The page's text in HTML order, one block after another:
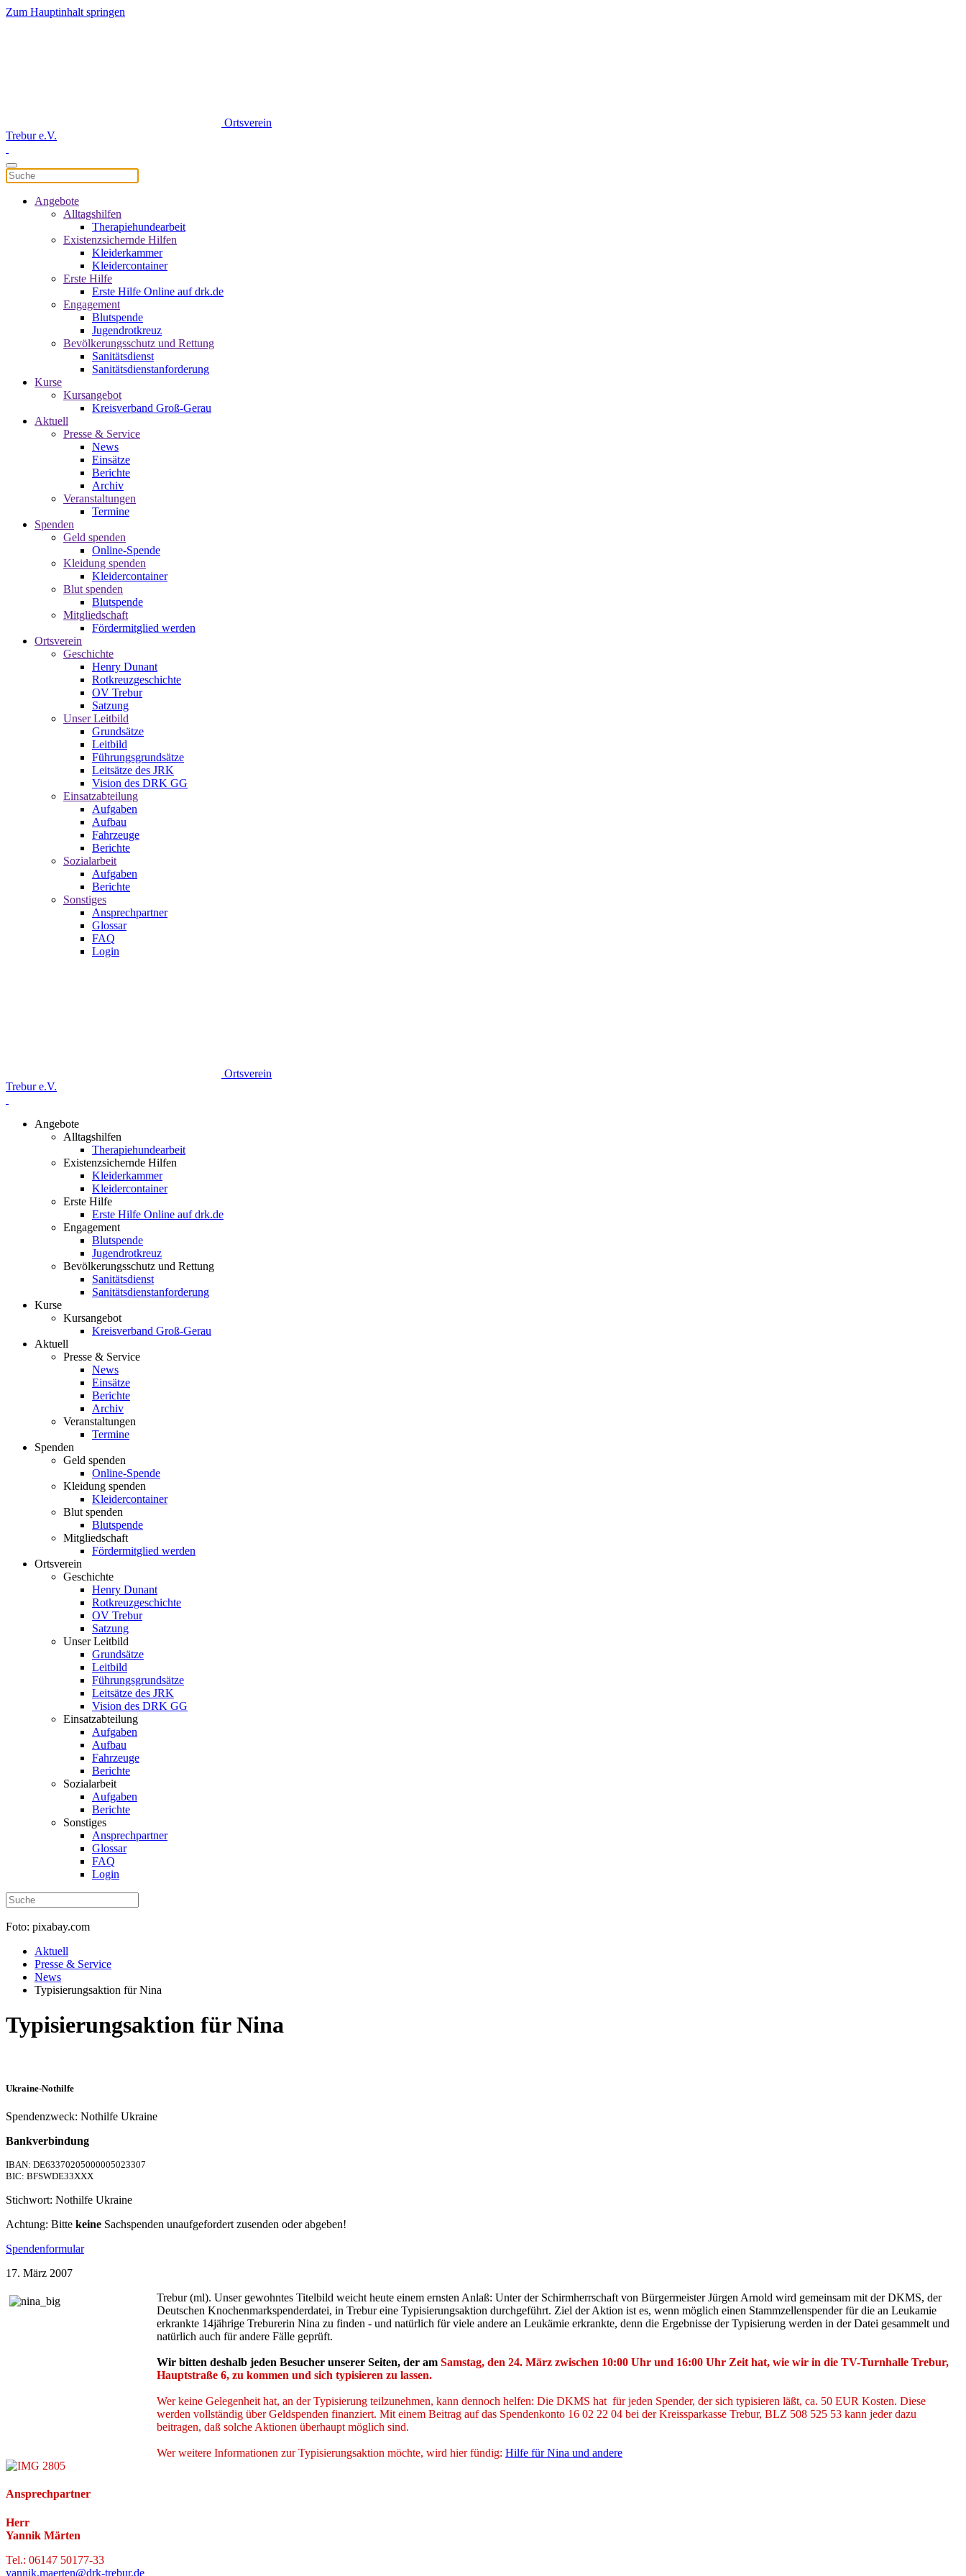
Zum Hauptinhalt springen
Ortsverein
Trebur e.V.
Angebote
Alltagshilfen
Therapiehundearbeit
Existenzsichernde Hilfen
Kleiderkammer
Kleidercontainer
Erste Hilfe
Erste Hilfe Online auf drk.de
Engagement
Blutspende
Jugendrotkreuz
Bevölkerungsschutz und Rettung
Sanitätsdienst
Sanitätsdienstanforderung
Kurse
Kursangebot
Kreisverband Groß-Gerau
Aktuell
Presse & Service
News
Einsätze
Berichte
Archiv
Veranstaltungen
Termine
Spenden
Geld spenden
Online-Spende
Kleidung spenden
Kleidercontainer
Blut spenden
Blutspende
Mitgliedschaft
Fördermitglied werden
Ortsverein
Geschichte
Henry Dunant
Rotkreuzgeschichte
OV Trebur
Satzung
Unser Leitbild
Grundsätze
Leitbild
Führungsgrundsätze
Leitsätze des JRK
Vision des DRK GG
Einsatzabteilung
Aufgaben
Aufbau
Fahrzeuge
Berichte
Sozialarbeit
Aufgaben
Berichte
Sonstiges
Ansprechpartner
Glossar
FAQ
Login
Ortsverein
Trebur e.V.
Angebote
Alltagshilfen
Therapiehundearbeit
Existenzsichernde Hilfen
Kleiderkammer
Kleidercontainer
Erste Hilfe
Erste Hilfe Online auf drk.de
Engagement
Blutspende
Jugendrotkreuz
Bevölkerungsschutz und Rettung
Sanitätsdienst
Sanitätsdienstanforderung
Kurse
Kursangebot
Kreisverband Groß-Gerau
Aktuell
Presse & Service
News
Einsätze
Berichte
Archiv
Veranstaltungen
Termine
Spenden
Geld spenden
Online-Spende
Kleidung spenden
Kleidercontainer
Blut spenden
Blutspende
Mitgliedschaft
Fördermitglied werden
Ortsverein
Geschichte
Henry Dunant
Rotkreuzgeschichte
OV Trebur
Satzung
Unser Leitbild
Grundsätze
Leitbild
Führungsgrundsätze
Leitsätze des JRK
Vision des DRK GG
Einsatzabteilung
Aufgaben
Aufbau
Fahrzeuge
Berichte
Sozialarbeit
Aufgaben
Berichte
Sonstiges
Ansprechpartner
Glossar
FAQ
Login
Foto: pixabay.com
Aktuell
Presse & Service
News
Typisierungsaktion für Nina
Typisierungsaktion für Nina
Ukraine-Nothilfe
Spendenzweck: Nothilfe Ukraine
Bankverbindung
IBAN: DE63370205000005023307
BIC: BFSWDE33XXX
Stichwort: Nothilfe Ukraine
Achtung: Bitte keine Sachspenden unaufgefordert zusenden oder abgeben!
Spendenformular
17. März 2007
Trebur (ml). Unser gewohntes Titelbild weicht heute einem ernsten Anlaß: Unter der Schirmherrschaft von Bürgermeister Jürgen Arnold wird gemeinsam mit der DKMS, der
Deutschen Knochenmarkspenderdatei, in Trebur eine Typisierungsaktion durchgeführt. Ziel der Aktion ist es, wenn möglich einen Stammzellenspender für die an Leukamie
erkrankte 14jährige Treburerin Nina zu finden - und natürlich für viele andere an Leukämie erkrankte, denn die Ergebnisse der Typisierung werden in der Datei gesammelt und
natürlich auch für andere Fälle geprüft.
Wir bitten deshalb jeden Besucher unserer Seiten, der am Samstag, den 24. März zwischen 10:00 Uhr und 16:00 Uhr Zeit hat, wie wir in die TV-Turnhalle Trebur,
Hauptstraße 6, zu kommen und sich typisieren zu lassen.
Wer keine Gelegenheit hat, an der Typisierung teilzunehmen, kann dennoch helfen: Die DKMS hat für jeden Spender, der sich typisieren läßt, ca. 50 EUR Kosten. Diese
werden vollständig über Geldspenden finanziert. Mit einem Beitrag auf das Spendenkonto 16 02 22 04 bei der Kreissparkasse Trebur, BLZ 508 525 53 kann jeder dazu
beitragen, daß solche Aktionen überhaupt möglich sind.
Wer weitere Informationen zur Typisierungsaktion möchte, wird hier fündig: Hilfe für Nina und andere
Ansprechpartner
Herr
Yannik Märten
Tel.: 06147 50177-33
yannik.maerten@drk-trebur.de